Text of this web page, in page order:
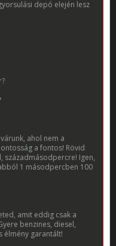
depó elején lesz
ahol nem a
a fontos! Rövid
századmásodpercre! Igen,
1 másodpercben 100
amit eddig csak a
benzines, diesel,
élmény garantált!